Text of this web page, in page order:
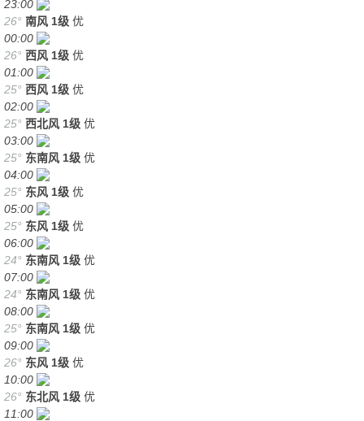
23:00
26° 南风 1级 优
00:00
26° 西风 1级 优
01:00
25° 西风 1级 优
02:00
25° 西北风 1级 优
03:00
25° 东南风 1级 优
04:00
25° 东风 1级 优
05:00
25° 东风 1级 优
06:00
24° 东南风 1级 优
07:00
24° 东南风 1级 优
08:00
25° 东南风 1级 优
09:00
26° 东风 1级 优
10:00
26° 东北风 1级 优
11:00